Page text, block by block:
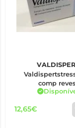
comp
12,65€